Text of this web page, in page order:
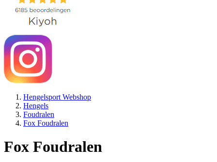
Hengelsport Webshop
Hengels
Foudralen
Fox Foudralen
Fox Foudralen